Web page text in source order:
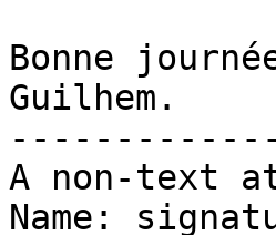
Bonne
Guilhem.
A non-text
Name: